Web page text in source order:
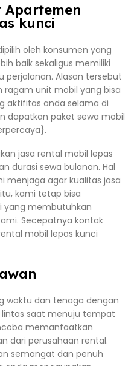
Apartemen
kunci
oleh konsumen yang
baik sekaligus memiliki
perjalanan. Alasan tersebut
unit mobil yang bisa
aktifitas anda selama di
dapatkan paket sewa mobil
jasa rental mobil lepas
durasi sewa bulanan. Hal
menjaga agar kualitas jasa
kami tetap bisa
yang membutuhkan
Secepatnya kontak
mobil lepas kunci
waktu dan tenaga dengan
lintas saat menuju tempat
memanfaatkan
dari perusahaan rental.
semangat dan penuh